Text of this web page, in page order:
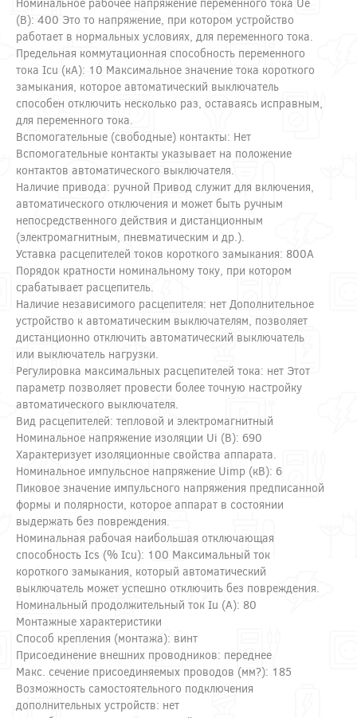
(В): 400 Это то напряжение, при котором устройство
работает в нормальных условиях, для переменного тока.
Предельная коммутационная способность переменного
тока Icu (кА): 10 Максимальное значение тока короткого
замыкания, которое автоматический выключатель
способен отключить несколько раз, оставаясь исправным,
для переменного тока.
Вспомогательные (свободные) контакты: Нет
Вспомогательные контакты указывает на положение
контактов автоматического выключателя.
Наличие привода: ручной Привод служит для включения,
автоматического отключения и может быть ручным
непосредственного действия и дистанционным
(электромагнитным, пневматическим и др.).
Уставка расцепителей токов короткого замыкания: 800А
Порядок кратности номинальному току, при котором
срабатывает расцепитель.
Наличие независимого расцепителя: нет Дополнительное
устройство к автоматическим выключателям, позволяет
дистанционно отключить автоматический выключатель
или выключатель нагрузки.
Регулировка максимальных расцепителей тока: нет Этот
параметр позволяет провести более точную настройку
автоматического выключателя.
Вид расцепителей: тепловой и электромагнитный
Номинальное напряжение изоляции Ui (В): 690
Характеризует изоляционные свойства аппарата.
Номинальное импульсное напряжение Uimp (кВ): 6
Пиковое значение импульсного напряжения предписанной
формы и полярности, которое аппарат в состоянии
выдержать без повреждения.
Номинальная рабочая наибольшая отключающая
способность Ics (% Icu): 100 Максимальный ток
короткого замыкания, который автоматический
выключатель может успешно отключить без повреждения.
Номинальный продолжительный ток Iu (А): 80
Монтажные характеристики
Способ крепления (монтажа): винт
Присоединение внешних проводников: переднее
Макс. сечение присоединяемых проводов (мм?): 185
Возможность самостоятельного подключения
дополнительных устройств: нет